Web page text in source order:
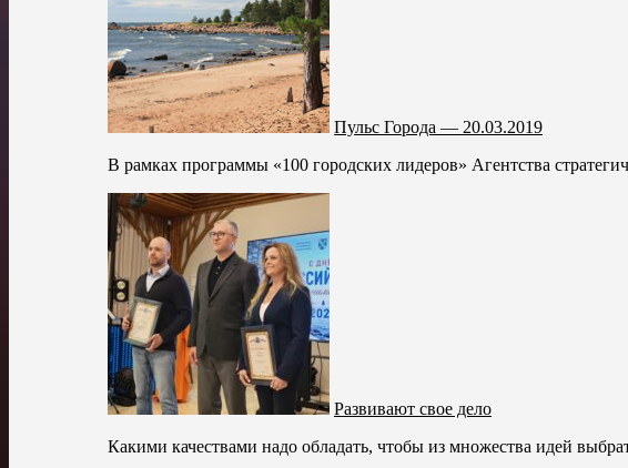
Пульс Города — 20.03.2019
В рамках программы «100 городских лидеров» Агентства
Развивают свое дело
Какими качествами надо обладать, чтобы из множества идей